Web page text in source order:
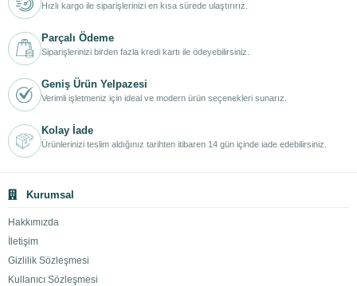
Hızlı kargo ile siparişlerinizi en kısa sürede ulaştırırız.
Parçalı Ödeme
Siparişlerinizi birden fazla kredi kartı ile ödeyebilirsiniz.
Geniş Ürün Yelpazesi
Verimli işletmeniz için ideal ve modern ürün seçenekleri sunarız.
Kolay İade
Ürünlerinizi teslim aldığınız tarihten itibaren 14 gün içinde iade edebilirsiniz.
Kurumsal
Hakkımızda
İletişim
Gizlilik Sözleşmesi
Kullanıcı Sözleşmesi